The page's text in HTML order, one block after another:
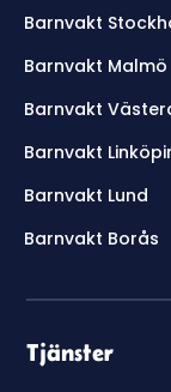
Barnvakt
Barnvakt Malmö
Barnvakt
Barnvakt
Barnvakt Lund
Barnvakt Borås
Tjänster